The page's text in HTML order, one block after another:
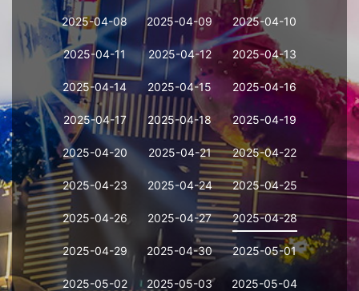
2025-04-08 2025-04-09 2025-04-10
2025-04-11 2025-04-12 2025-04-13
2025-04-14 2025-04-15 2025-04-16
2025-04-17 2025-04-18 2025-04-19
2025-04-20 2025-04-21 2025-04-22
2025-04-23 2025-04-24 2025-04-25
2025-04-26 2025-04-27 2025-04-28
2025-04-29 2025-04-30 2025-05-01
2025-05-02 2025-05-03 2025-05-04